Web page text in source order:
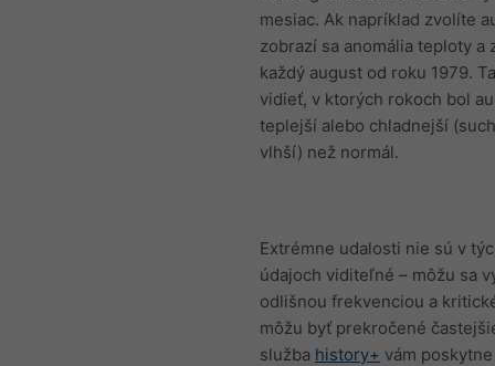
mesiac. Ak napríklad zvolíte
zobrazí sa anomália teploty a
každý august od roku 1979.
vidieť, v ktorých rokoch bol
teplejší alebo chladnejší
vlhší) než normál.
Extrémne udalosti nie sú v
údajoch viditeľné – môžu sa
odlišnou frekvenciou a
môžu byť prekročené
služba history+ vám